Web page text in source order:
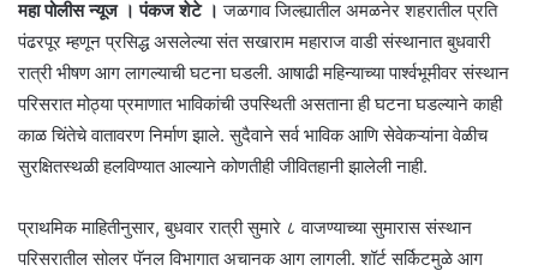
महा पोलीस न्यूज । पंकज शेटे । जळगाव जिल्ह्यातील अमळनेर शहरातील प्रति
पंढरपूर म्हणून प्रसिद्ध असलेल्या संत सखाराम महाराज वाडी संस्थानात बुधवारी
रात्री भीषण आग लागल्याची घटना घडली. आषाढी महिन्याच्या पार्श्वभूमीवर संस्थान
परिसरात मोठ्या प्रमाणात भाविकांची उपस्थिती असताना ही घटना घडल्याने काही
काळ चिंतेचे वातावरण निर्माण झाले. सुदैवाने सर्व भाविक आणि सेवेकऱ्यांना वेळीच
सुरक्षितस्थळी हलविण्यात आल्याने कोणतीही जीवितहानी झालेली नाही.
प्राथमिक माहितीनुसार, बुधवार रात्री सुमारे ८ वाजण्याच्या सुमारास संस्थान
परिसरातील सोलर पॅनल विभागात अचानक आग लागली. शॉर्ट सर्किटमुळे आग